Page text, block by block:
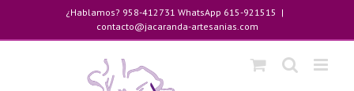
contenido
¿Hablamos? 958-412731 WhatsApp 615-921515 |
contacto@jacaranda-artesanias.com